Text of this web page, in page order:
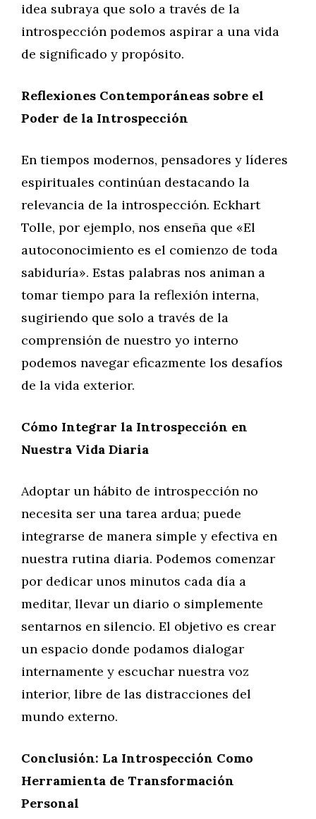
idea subraya que solo a través de la
introspección podemos aspirar a una vida
de significado y propósito.
Reflexiones Contemporáneas sobre el
Poder de la Introspección
En tiempos modernos, pensadores y líderes
espirituales continúan destacando la
relevancia de la introspección. Eckhart
Tolle, por ejemplo, nos enseña que «El
autoconocimiento es el comienzo de toda
sabiduría». Estas palabras nos animan a
tomar tiempo para la reflexión interna,
sugiriendo que solo a través de la
comprensión de nuestro yo interno
podemos navegar eficazmente los desafíos
de la vida exterior.
Cómo Integrar la Introspección en
Nuestra Vida Diaria
Adoptar un hábito de introspección no
necesita ser una tarea ardua; puede
integrarse de manera simple y efectiva en
nuestra rutina diaria. Podemos comenzar
por dedicar unos minutos cada día a
meditar, llevar un diario o simplemente
sentarnos en silencio. El objetivo es crear
un espacio donde podamos dialogar
internamente y escuchar nuestra voz
interior, libre de las distracciones del
mundo externo.
Conclusión: La Introspección Como
Herramienta de Transformación
Personal